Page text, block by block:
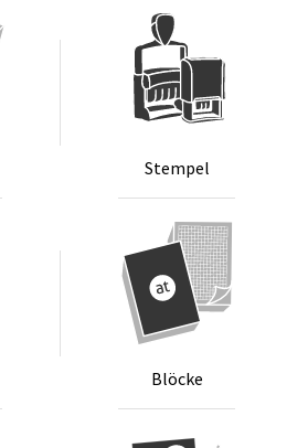
Unternehmen in Liquidation,
hinzugefügt werden
(z. B. Postwurf) müssen diese
erfüllen. Meist ist es aber dennoch
Firmennamen und
Briefpapier zu drucken.
Stem­pel
Blö­cke